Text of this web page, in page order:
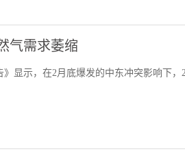
气需求萎缩
显示，在2月底爆发的中东冲突影响下